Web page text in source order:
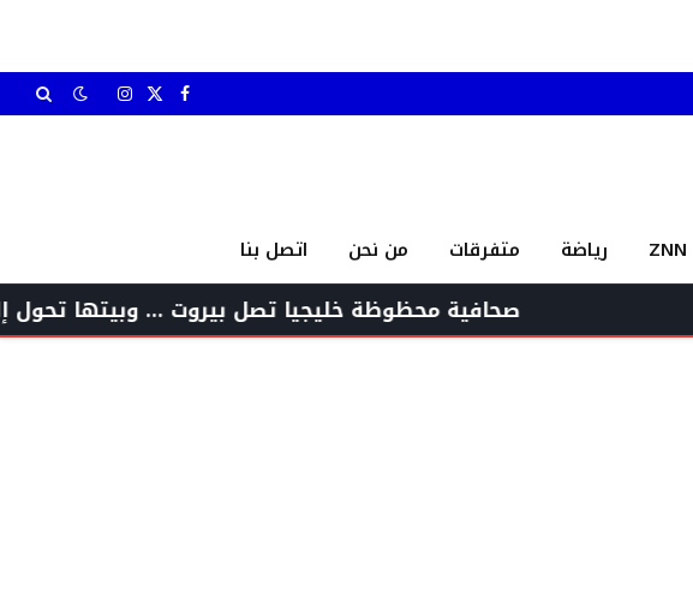
فيسبوك
X الانستغرام
رياضة متفرقات من نحن اتصل بنا
صحافية محظوظة خليجيا تصل بيروت … وبيتها تحول إلى صالون